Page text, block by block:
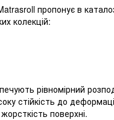
пропонує в
колекцій:
рівномірний
стійкість до
поверхні.